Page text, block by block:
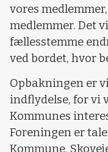
vores
medlemmer. Det
fællesstemme
ved bordet, hvor
Opbakningen er
indflydelse, for vi
Kommunes
Foreningen er
Kommune.